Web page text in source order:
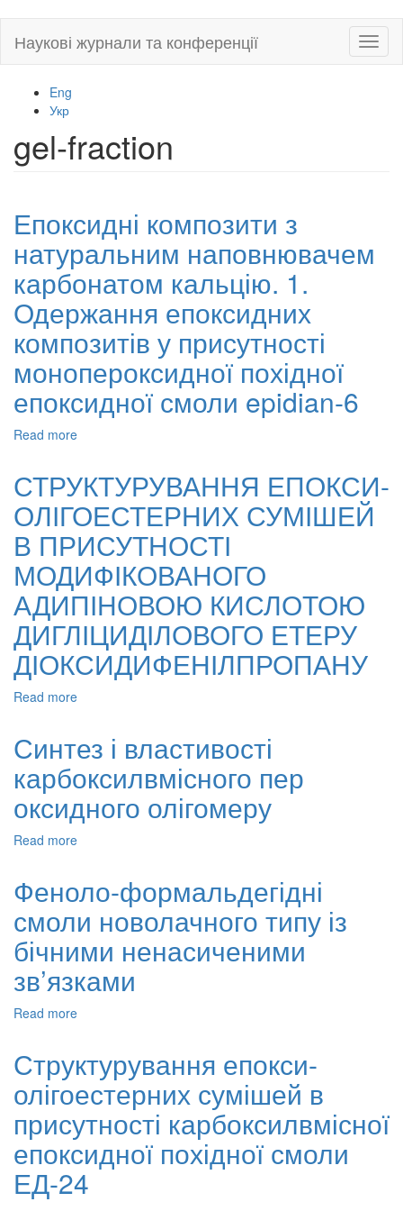
main
Наукові журнали та конференції
Eng
Укр
gel-fraction
Епоксидні композити з
натуральним наповнювачем
карбонатом кальцію. 1.
Одержання епоксидних
композитів у присутності
монопероксидної похідної
епоксидної смоли epidian-6
Read more
з
натуральним
наповнювачем
карбонатом
кальцію.
1.
Одержання
епоксидних
композитів
у
присутності
смоли
epidian-
6
СТРУКТУРУВАННЯ ЕПОКСИ-
ОЛІГОЕСТЕРНИХ СУМІШЕЙ
В ПРИСУТНОСТІ
МОДИФІКОВАНОГО
АДИПІНОВОЮ КИСЛОТОЮ
ДИГЛІЦИДІЛОВОГО ЕТЕРУ
ДІОКСИДИФЕНІЛПРОПАНУ
Read more
ОЛІГОЕСТЕРНИХ
В
ПРИСУТНОСТІ
МОДИФІКОВАНОГО
ЕТЕРУ
ДІОКСИДИФЕНІЛПРОПАНУ
Синтез і властивості
карбоксилвмісного пер
оксидного олігомеру
Read more
властивості
карбоксилвмісного
пер
оксидного
олігомеру
Феноло-формальдегідні
смоли новолачного типу із
бічними ненасиченими
зв’язками
Read more
смоли
новолачного
типу
із
бічними
ненасиченими
зв’язками
Структурування епокси-
олігоестерних сумішей в
присутності карбоксилвмісної
епоксидної похідної смоли
ЕД-24